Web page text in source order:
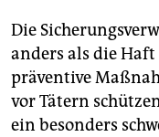
Die
anders als die
präventive
vor Tätern
ein besonders